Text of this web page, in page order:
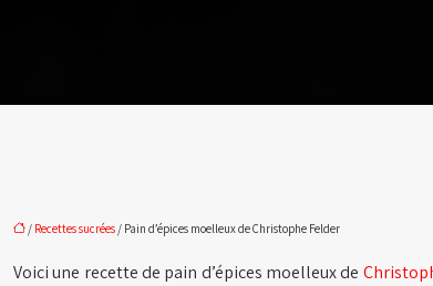
/ Recettes sucrées / Pain d’épices moelleux de Christophe Felder
Voici une recette de pain d’épices moelleux de